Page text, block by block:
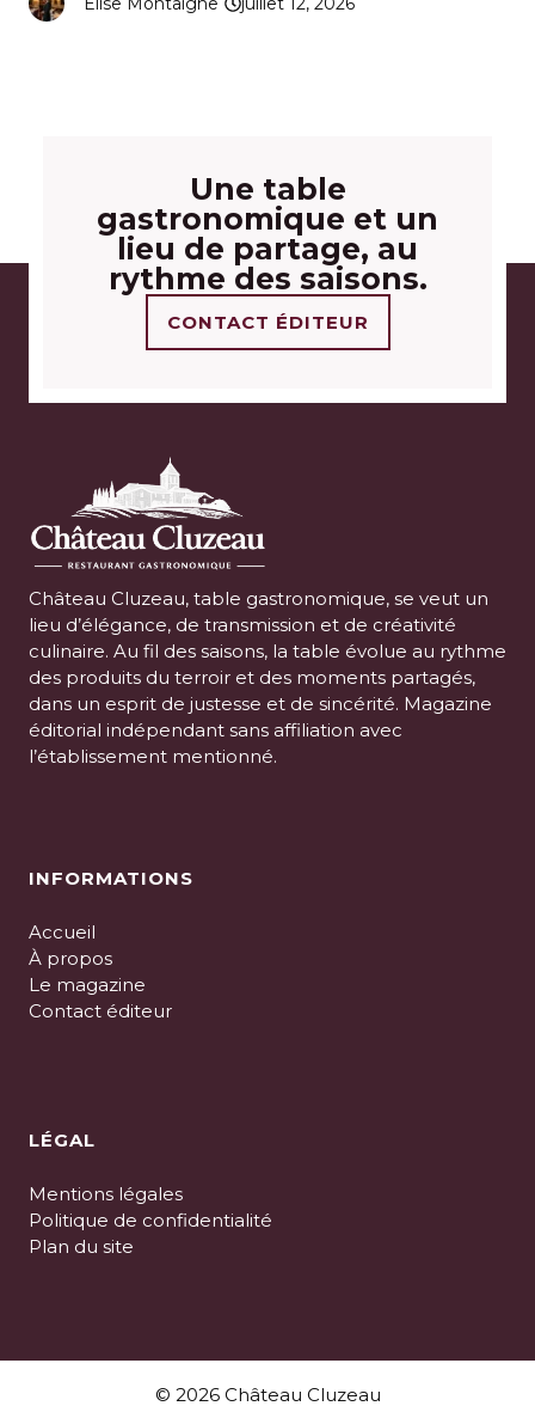
Une table
gastronomique et un
lieu de partage, au
rythme des saisons.
CONTACT ÉDITEUR
Château Cluzeau, table gastronomique, se veut un
lieu d’élégance, de transmission et de créativité
culinaire. Au fil des saisons, la table évolue au rythme
des produits du terroir et des moments partagés,
dans un esprit de justesse et de sincérité. Magazine
éditorial indépendant sans affiliation avec
l’établissement mentionné.
INFORMATIONS
Accueil
À propos
Le magazine
Contact éditeur
LÉGAL
Mentions légales
Politique de confidentialité
Plan du site
© 2026 Château Cluzeau